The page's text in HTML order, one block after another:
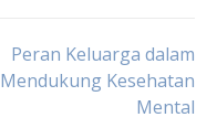
Peran Keluarga dalam
Mendukung Kesehatan
Mental